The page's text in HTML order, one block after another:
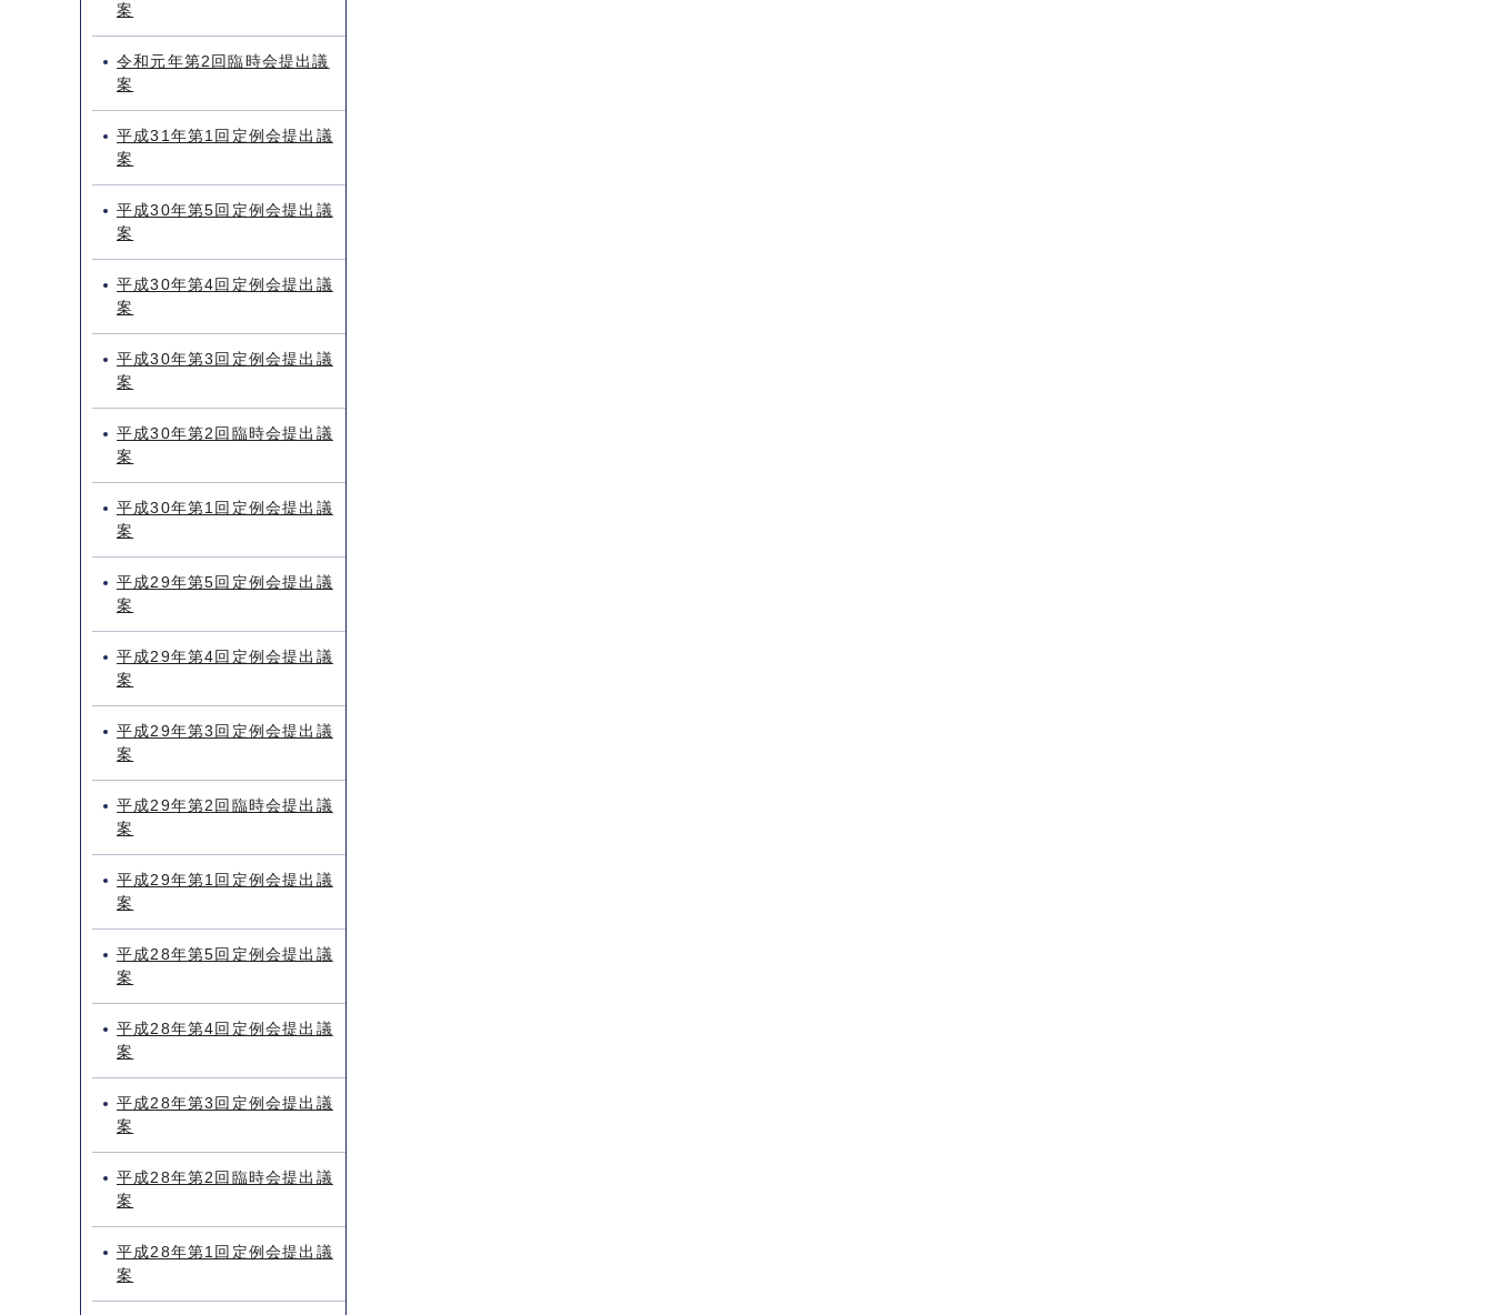
案
令和元年第2回臨時会提出議
案
平成31年第1回定例会提出議
案
平成30年第5回定例会提出議
案
平成30年第4回定例会提出議
案
平成30年第3回定例会提出議
案
平成30年第2回臨時会提出議
案
平成30年第1回定例会提出議
案
平成29年第5回定例会提出議
案
平成29年第4回定例会提出議
案
平成29年第3回定例会提出議
案
平成29年第2回臨時会提出議
案
平成29年第1回定例会提出議
案
平成28年第5回定例会提出議
案
平成28年第4回定例会提出議
案
平成28年第3回定例会提出議
案
平成28年第2回臨時会提出議
案
平成28年第1回定例会提出議
案